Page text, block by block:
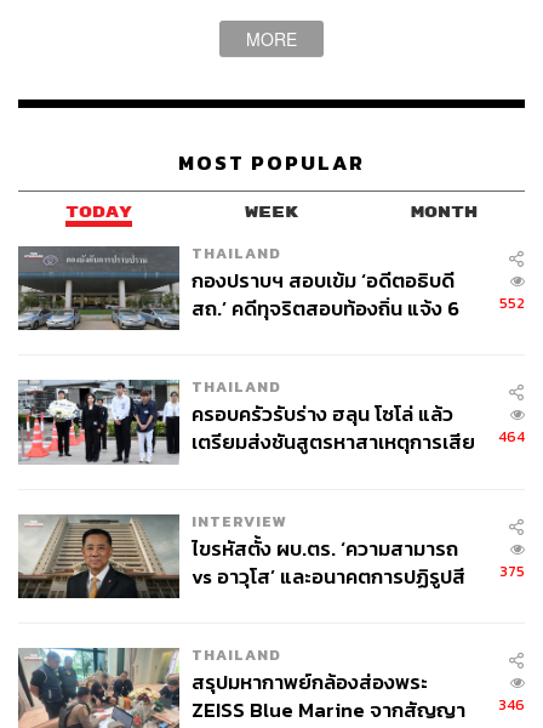
MORE
MOST POPULAR
TODAY WEEK MONTH
THAILAND
กองปราบฯ สอบเข้ม ‘อดีตอธิบดี
สถ.’ คดีทุจริตสอบท้องถิ่น แจ้ง 6
552
THAILAND
ครอบครัวรับร่าง ฮลุน โซโล่ แล้ว
เตรียมส่งชันสูตรหาสาเหตุการเสีย
464
INTERVIEW
ไขรหัสตั้ง ผบ.ตร. ‘ความสามารถ
vs อาวุโส’ และอนาคตการปฏิรูปสี
375
THAILAND
สรุปมหากาพย์กล้องส่องพระ
ZEISS Blue Marine จากสัญญา
346